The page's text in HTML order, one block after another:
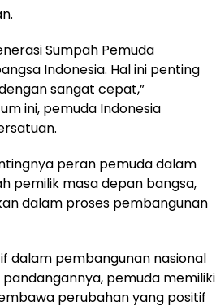
Sumpah Pemuda
Indonesia. Hal ini penting
sangat cepat,”
ini, pemuda Indonesia
peran pemuda dalam
pemilik masa depan bangsa,
dalam proses pembangunan
dalam pembangunan nasional
pemuda memiliki
perubahan yang positif